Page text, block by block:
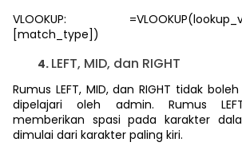
VLOOKUP:
[match_type])
LEFT, MID, dan RIGHT
Rumus LEFT, MID, dan RIGHT tidak
dipelajari oleh admin. Rumus
memberikan spasi pada karakter
dimulai dari karakter paling kiri.